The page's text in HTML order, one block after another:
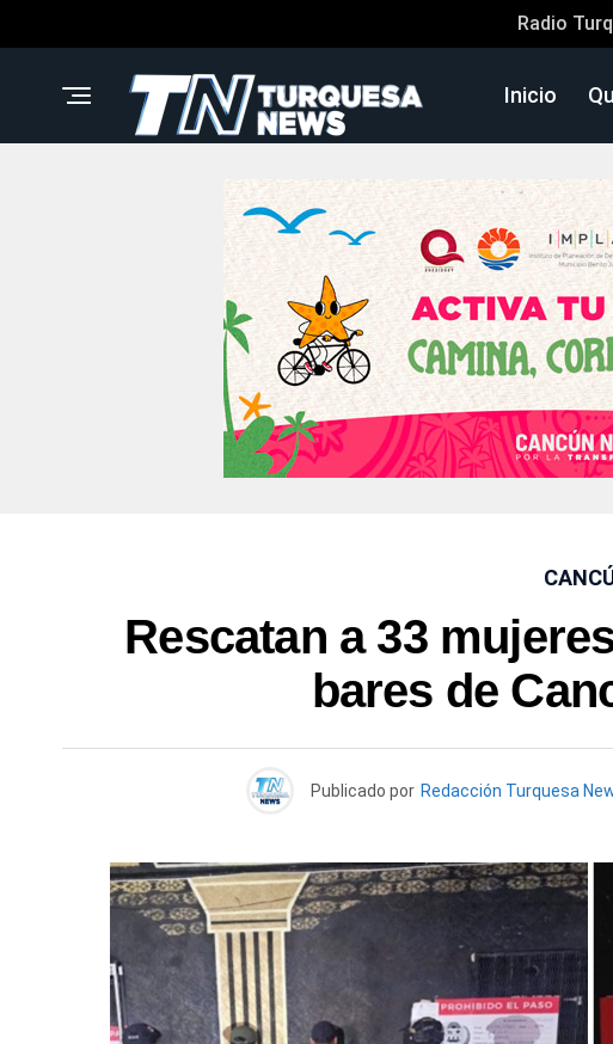
Radio
Inicio
Rescatan a 33
bares de
Publicado por Redacción Turquesa